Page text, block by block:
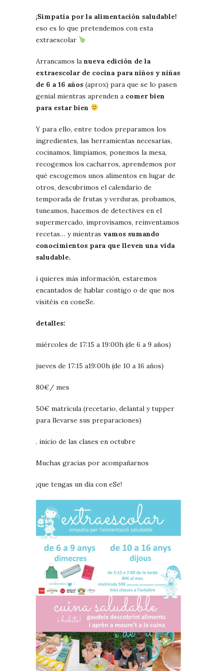
¡Simpatía por la alimentación saludable!
eso es lo que pretendemos con esta
extraescolar
Arrancamos la nueva edición de la
extraescolar de cocina para niños y niñas
de 6 a 16 años (aprox) para que se lo pasen
genial mientras aprenden a comer bien
para estar bien
Y para ello, entre todos preparamos los
ingredientes, las herramientas necesarias,
cocinamos, limpiamos, ponemos la mesa,
recogemos los cacharros, aprendemos por
qué escogemos unos alimentos en lugar de
otros, descubrimos el calendario de
temporada de frutas y verduras, probamos,
tuneamos, hacemos de detectives en el
supermercado, improvisamos, reinventamos
recetas… y mientras vamos sumando
conocimientos para que lleven una vida
saludable.
i quieres más información, estaremos
encantados de hablar contigo o de que nos
visitéis en coneSe.
detalles:
miércoles de 17:15 a 19:00h (de 6 a 9 años)
jueves de 17:15 a19:00h (de 10 a 16 años)
80€/ mes
50€ matrícula (recetario, delantal y tupper
para llevarse sus preparaciones)
. inicio de las clases en octubre
Muchas gracias por acompañarnos
¡que tengas un día con eSe!